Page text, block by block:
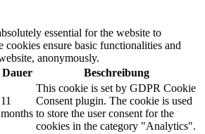
essential for the website to
cookies ensure basic functionalities and
anonymously.
Dauer Beschreibung
11
months
This cookie is set by GDPR Cookie
Consent plugin. The cookie is used
to store the user consent for the
cookies in the category "Analytics".